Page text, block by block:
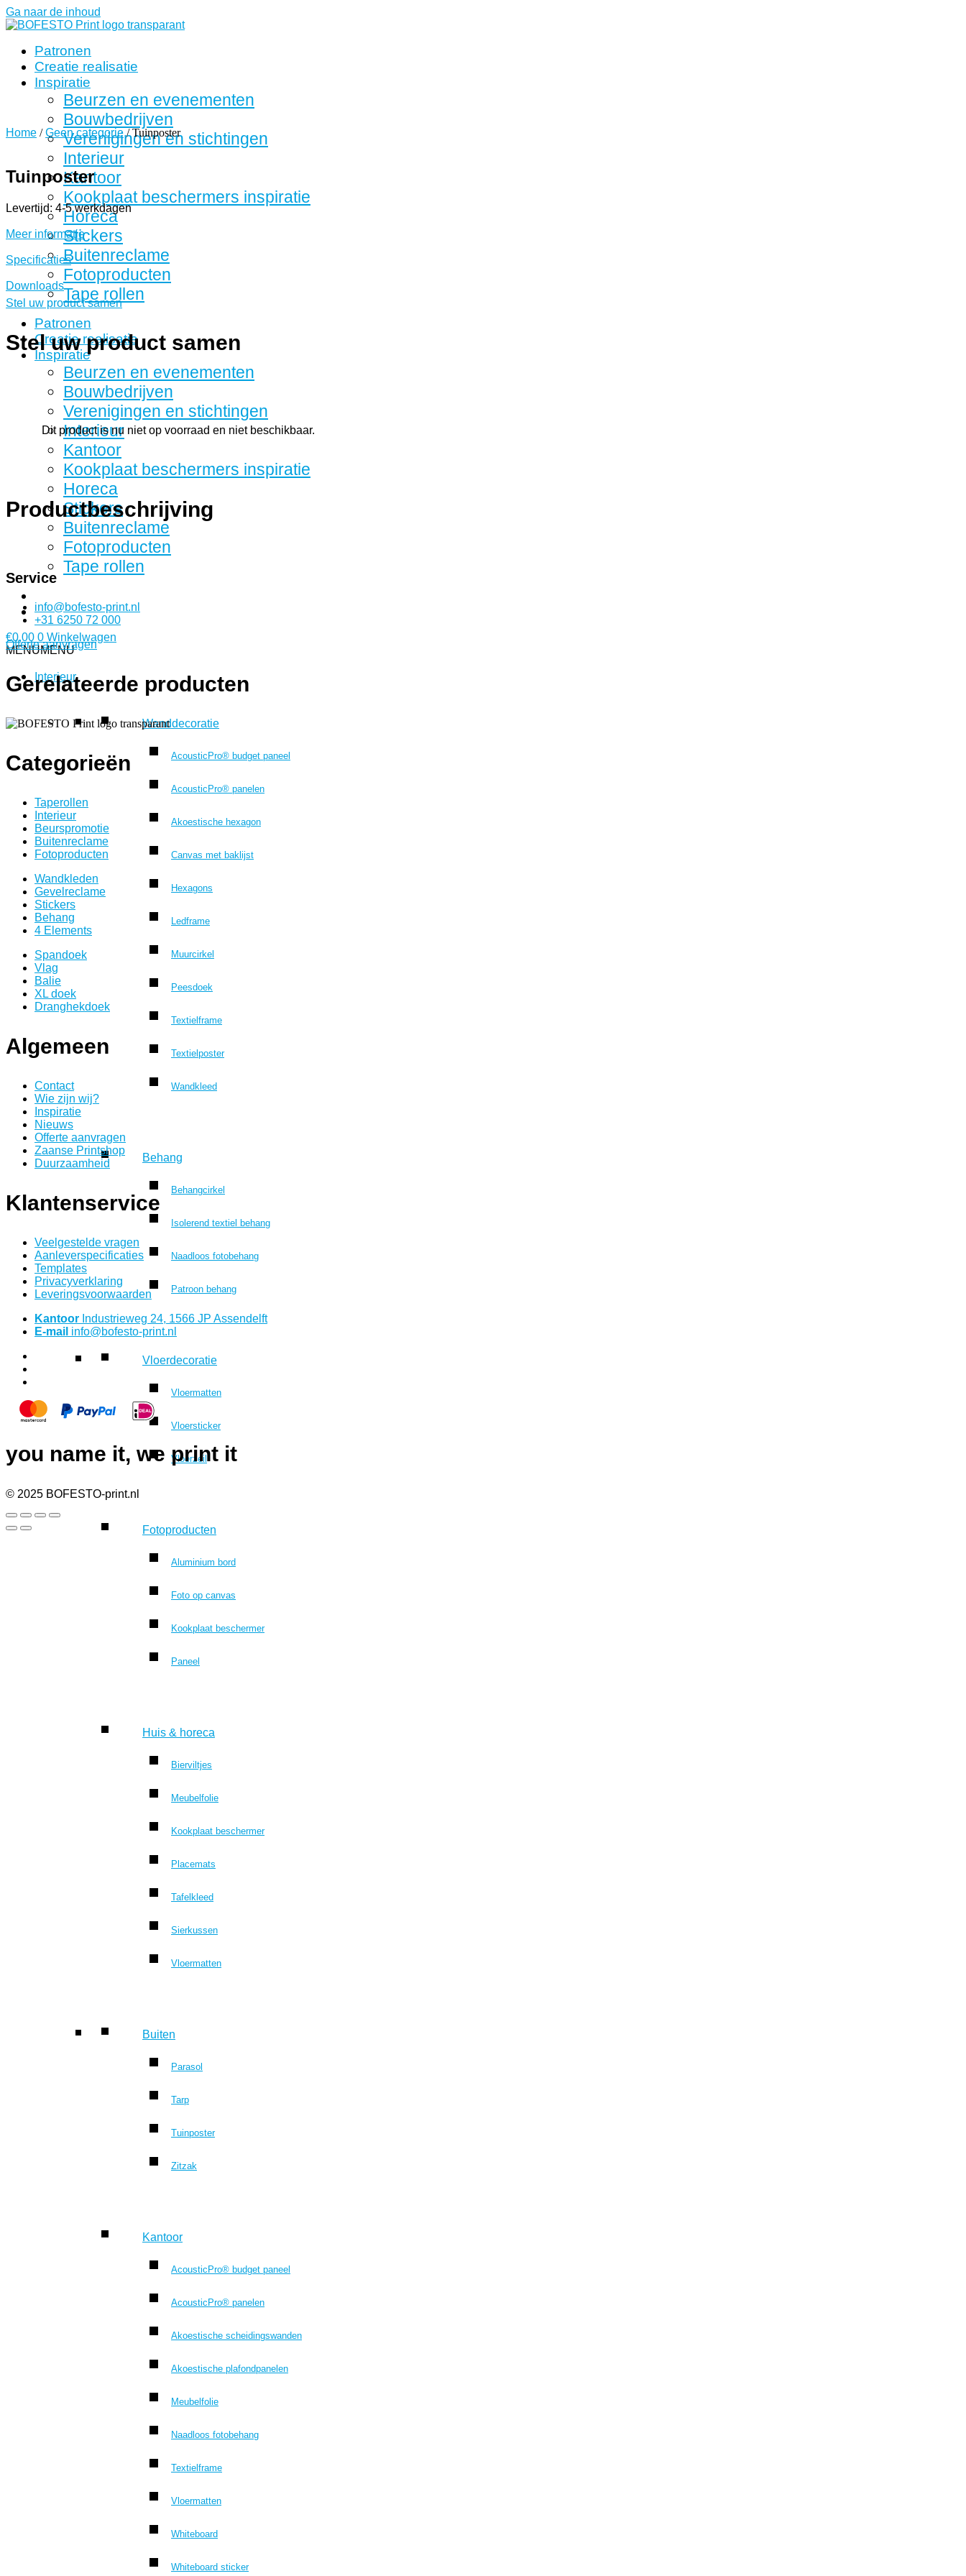
Ga naar de inhoud
Patronen
Creatie realisatie
Inspiratie
Beurzen en evenementen
Bouwbedrijven
Verenigingen en stichtingen
Interieur
Kantoor
Kookplaat beschermers inspiratie
Horeca
Stickers
Buitenreclame
Fotoproducten
Tape rollen
Patronen
Creatie realisatie
Inspiratie
Beurzen en evenementen
Bouwbedrijven
Verenigingen en stichtingen
Interieur
Kantoor
Kookplaat beschermers inspiratie
Horeca
Stickers
Buitenreclame
Fotoproducten
Tape rollen
€0,00 0 Winkelwagen
MENUMENU
Interieur
Wanddecoratie
AcousticPro® budget paneel
AcousticPro® panelen
Akoestische hexagon
Canvas met baklijst
Hexagons
Ledframe
Muurcirkel
Peesdoek
Textielframe
Textielposter
Wandkleed
Behang
Behangcirkel
Isolerend textiel behang
Naadloos fotobehang
Patroon behang
Vloerdecoratie
Vloermatten
Vloersticker
Vloerzeil
Fotoproducten
Aluminium bord
Foto op canvas
Kookplaat beschermer
Paneel
Huis & horeca
Bierviltjes
Meubelfolie
Kookplaat beschermer
Placemats
Tafelkleed
Sierkussen
Vloermatten
Buiten
Parasol
Tarp
Tuinposter
Zitzak
Kantoor
AcousticPro® budget paneel
AcousticPro® panelen
Akoestische scheidingswanden
Akoestische plafondpanelen
Meubelfolie
Naadloos fotobehang
Textielframe
Vloermatten
Whiteboard
Whiteboard sticker
Home /Geen categorie/ Tuinposter
Tuinposter
Levertijd: 4-5 werkdagen
Meer informatie
Specificaties
Downloads
Stel uw product samen
Stel uw product samen
Dit product is nu niet op voorraad en niet beschikbaar.
Productbeschrijving
Service
info@bofesto-print.nl
+31 6250 72 000
Offerte aanvragen
Gerelateerde producten
Categorieën
Taperollen
Interieur
Beurspromotie
Buitenreclame
Fotoproducten
Wandkleden
Gevelreclame
Stickers
Behang
4 Elements
Spandoek
Vlag
Balie
XL doek
Dranghekdoek
Algemeen
Contact
Wie zijn wij?
Inspiratie
Nieuws
Offerte aanvragen
Zaanse Printshop
Duurzaamheid
Klantenservice
Veelgestelde vragen
Aanleverspecificaties
Templates
Privacyverklaring
Leveringsvoorwaarden
Kantoor Industrieweg 24, 1566 JP Assendelft
E-mail info@bofesto-print.nl
you name it, we print it
© 2025 BOFESTO-print.nl